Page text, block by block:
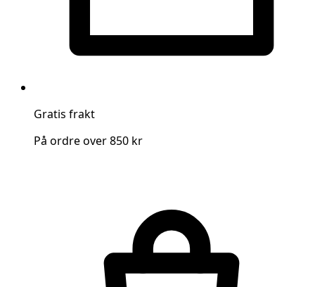
Gratis frakt
På ordre over 850 kr